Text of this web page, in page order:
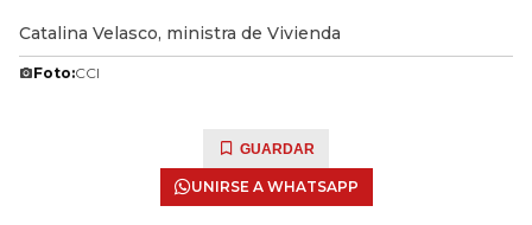
Catalina Velasco, ministra de Vivienda
Foto:CCI
GUARDAR
UNIRSE A WHATSAPP